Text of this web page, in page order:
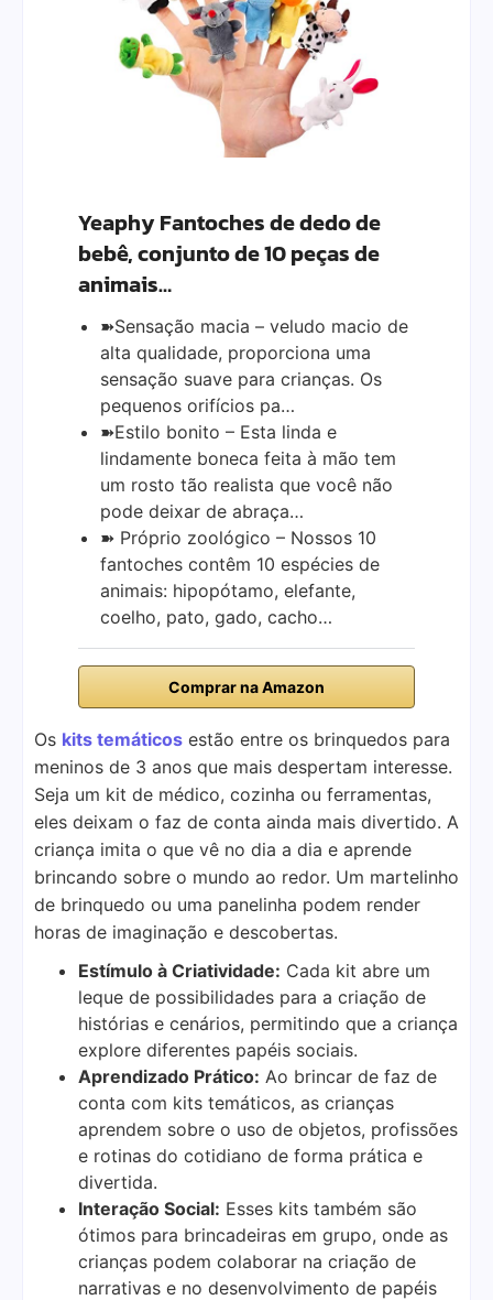
Yeaphy Fantoches de dedo de
bebê, conjunto de 10 peças de
animais…
➽Sensação macia – veludo macio de
alta qualidade, proporciona uma
sensação suave para crianças. Os
pequenos orifícios pa…
➽Estilo bonito – Esta linda e
lindamente boneca feita à mão tem
um rosto tão realista que você não
pode deixar de abraça…
➽ Próprio zoológico – Nossos 10
fantoches contêm 10 espécies de
animais: hipopótamo, elefante,
coelho, pato, gado, cacho…
Comprar na Amazon
Os kits temáticos estão entre os brinquedos para
meninos de 3 anos que mais despertam interesse.
Seja um kit de médico, cozinha ou ferramentas,
eles deixam o faz de conta ainda mais divertido. A
criança imita o que vê no dia a dia e aprende
brincando sobre o mundo ao redor. Um martelinho
de brinquedo ou uma panelinha podem render
horas de imaginação e descobertas.
Estímulo à Criatividade: Cada kit abre um
leque de possibilidades para a criação de
histórias e cenários, permitindo que a criança
explore diferentes papéis sociais.
Aprendizado Prático: Ao brincar de faz de
conta com kits temáticos, as crianças
aprendem sobre o uso de objetos, profissões
e rotinas do cotidiano de forma prática e
divertida.
Interação Social: Esses kits também são
ótimos para brincadeiras em grupo, onde as
crianças podem colaborar na criação de
narrativas e no desenvolvimento de papéis